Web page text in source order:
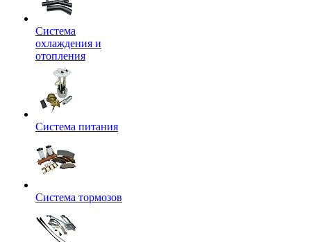
Система
охлаждения и
отопления
Система питания
Система тормозов